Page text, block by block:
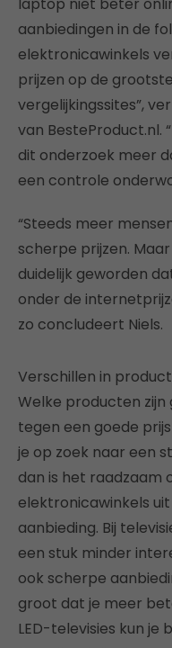
aanbiedingen in de
elektronicawinkels
prijzen op de
vergelijkingssites”,
van BesteProduct.nl.
dit onderzoek meer
een controle
“Steeds meer
scherpe prijzen.
duidelijk geworden
onder de
zo concludeert Niels.
Verschillen in
Welke producten
tegen een goede
je op zoek naar een
dan is het raadzaam
elektronicawinkels
aanbieding. Bij
een stuk minder
ook scherpe
groot dat je meer
LED-televisies kun je